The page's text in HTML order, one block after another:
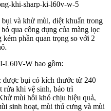
và khử mùi, diệt khuẩn trong
qua công dụng của màng lọc
phần quan trọng so với 2
L60V-W bao gồm:
được bụi có kích thước từ 240
rửa khi vệ sinh, bảo trì
mùi hôi khó chịu hiệu quả,
sinh hoạt, mùi thú cưng và mùi